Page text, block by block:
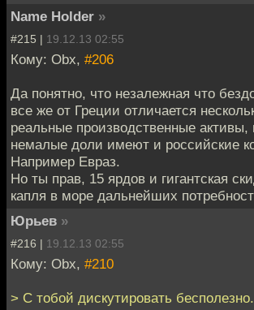
Name Holder »
#215 | 19.12.13 02:55
Кому: Obx, #206
Да понятно, что незалежная что
все же от Греции отличается
реальные производственные активы,
немалые доли имеют и российские
Например Евраз.
Но ты прав, 15 ярдов и гигантская
капля в море дальнейших
Юрьев »
#216 | 19.12.13 02:55
Кому: Obx, #210
> С тобой дискутировать бесполезно.